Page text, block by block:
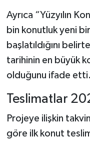
Ayrıca “Yüzyılın
bin konutluk yeni
başlatıldığını
tarihinin en büyük
olduğunu ifade etti.
Teslimatlar
Projeye ilişkin
göre ilk konut